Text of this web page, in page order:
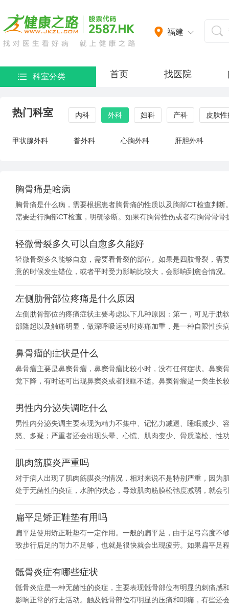
福建
科室分类 首页 找医院
热门科室 内科 外科 妇科 产科 皮肤
甲状腺外科 普外科 心胸外科 肝胆外科
胸骨痛是啥病
胸骨痛是什么病，需要根据患者胸骨痛的性质以及胸部CT检查判
需要进行胸部CT检查，明确诊断。如果有胸骨挫伤或者有胸骨骨
轻微骨裂多久可以自愈多久能好
轻微骨裂多久能够自愈，需要看骨裂的部位。如果是四肢骨裂，需
意的时候发生错位，或者平时受力影响比较大，会影响到愈合情况
左侧肋骨部位疼痛是什么原因
左侧肋骨部位的疼痛症状主要考虑以下几种原因：第一，可见于肋
部隆起以及触痛明显，做深呼吸运动时疼痛加重，是一种自限性疾
鼻骨瘤的症状是什么
鼻骨瘤主要是鼻窦骨瘤，鼻窦骨瘤比较小时，没有任何症状。鼻窦
觉下降，有时还可出现鼻窦炎或者眼眶不适。鼻窦骨瘤是一类生长
男性内分泌失调吃什么
男性内分泌失调主要表现为精力不集中、记忆力减退、睡眠减少、
怒、多疑；严重者还会出现头晕、心慌、肌肉变少、骨质疏松、性
肌肉筋膜炎严重吗
对于病人出现了肌肉筋膜炎的情况，相对来说不是特别严重，因为
处于无菌性的炎症，水肿的状态，导致肌肉筋膜松弛度减弱，就会
扁平足矫正鞋垫有用吗
扁平足使用矫正鞋垫有一定作用。一般的扁平足，由于足弓高度
致步行后足的耐力不足够，也就是很快就会出现疲劳。如果扁平足
骶骨炎症有哪些症状
骶骨炎症是一种无菌性的炎症，主要表现骶骨部位有明显的刺痛感
影响正常的行走活动。触及骶骨部位有明显的压痛和叩痛，有些还